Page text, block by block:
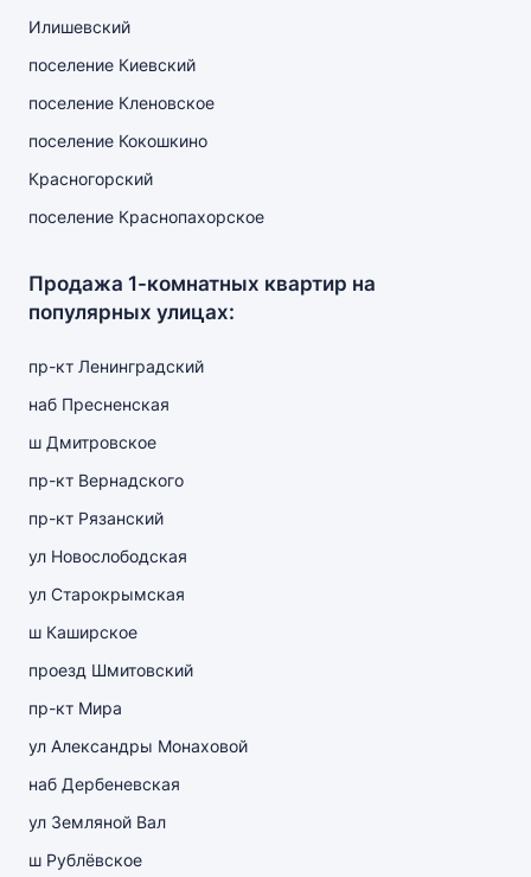
Илишевский
поселение Киевский
поселение Кленовское
поселение Кокошкино
Красногорский
поселение Краснопахорское
Продажа 1-комнатных квартир на
популярных улицах:
пр-кт Ленинградский
наб Пресненская
ш Дмитровское
пр-кт Вернадского
пр-кт Рязанский
ул Новослободская
ул Старокрымская
ш Каширское
проезд Шмитовский
пр-кт Мира
ул Александры Монаховой
наб Дербеневская
ул Земляной Вал
ш Рублёвское